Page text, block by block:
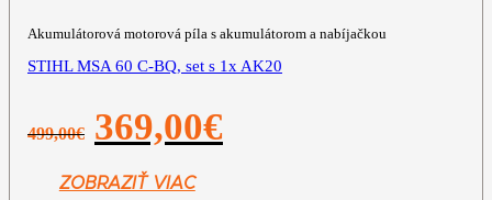
Akumulátorová motorová píla s akumulátorom a nabíjačkou
STIHL MSA 60 C-BQ, set s 1x AK20
499,00€
Pôvodná
cena
499,00€.
369,00€
ZOBRAZIŤ VIAC